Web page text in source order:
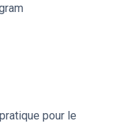
pour le